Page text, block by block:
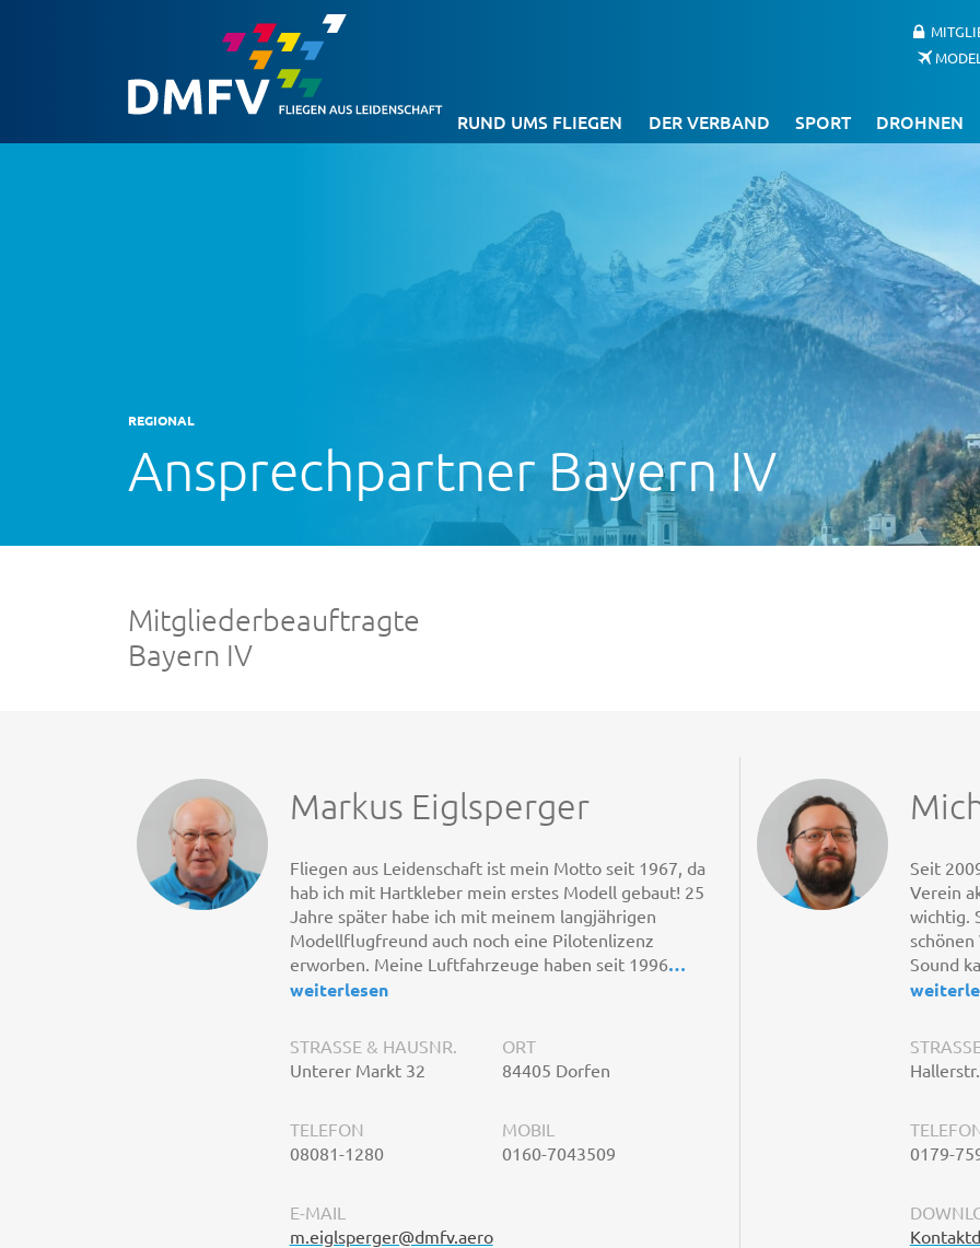
RUND UMS FLIEGEN DER VERBAND SPORT DROHNEN
REGIONAL
Ansprechpartner Bayern IV
Mitgliederbeauftragte
Bayern IV
Markus Eiglsperger
Fliegen aus Leidenschaft ist mein Motto seit 1967, da
hab ich mit Hartkleber mein erstes Modell gebaut! 25
Jahre später habe ich mit meinem langjährigen
Modellflugfreund auch noch eine Pilotenlizenz
erworben. Meine Luftfahrzeuge haben seit 1996…
weiterlesen
STRASSE & HAUSNR.
Unterer Markt 32
ORT
84405 Dorfen
TELEFON
08081-1280
MOBIL
0160-7043509
E-MAIL
m.eiglsperger@dmfv.aero
Seit
Verein
wichtig.
Sound
0179-